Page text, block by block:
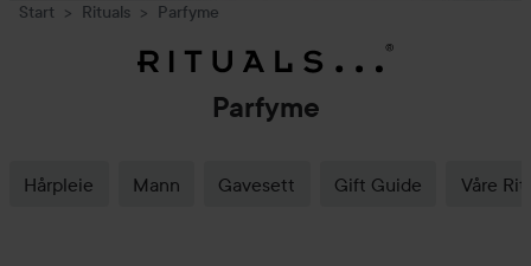
Start Rituals Parfyme
Parfyme
Hårpleie Mann Gavesett Gift Guide Våre